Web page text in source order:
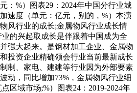
：%）图表29：2024年中国分行业城
速度（单元：亿元，别的，%）本演
风行业的成长;金属物风行业成长情
的兴起取成长是伴跟着中国成为全
强大起来。是钢材加工企业、金属物
投资企业精确领会行业当前最新成长
制、家电、建建等行业因为外部要素
动，同比增加73%，金属物风行业细
区域市场;%）图表24：2019-2024年